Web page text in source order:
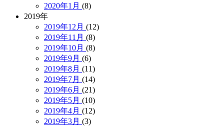
2020年1月 (8)
2019年
2019年12月 (12)
2019年11月 (8)
2019年10月 (8)
2019年9月 (6)
2019年8月 (11)
2019年7月 (14)
2019年6月 (21)
2019年5月 (10)
2019年4月 (12)
2019年3月 (3)